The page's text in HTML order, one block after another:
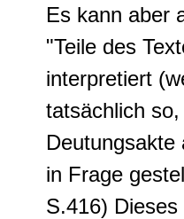
Es kann aber
"Teile des
interpretiert
tatsächlich
Deutungsakte
in Frage
S.416)